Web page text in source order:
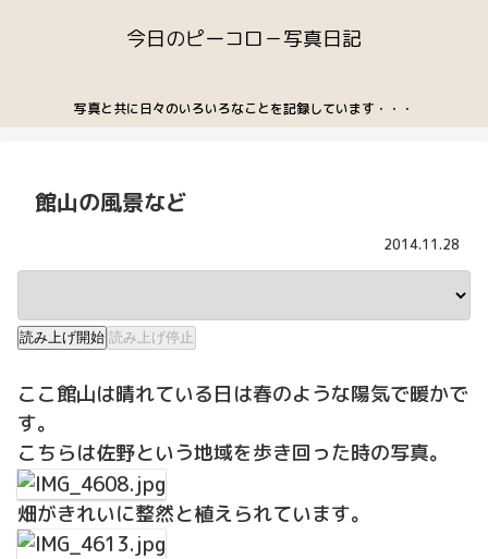
今日のピーコロ－写真日記
写真と共に日々のいろいろなことを記録しています・・・
館山の風景など
2014.11.28
読み上げ開始 読み上げ停止
ここ館山は晴れている日は春のような陽気で暖かで
す。
こちらは佐野という地域を歩き回った時の写真。
畑がきれいに整然と植えられています。